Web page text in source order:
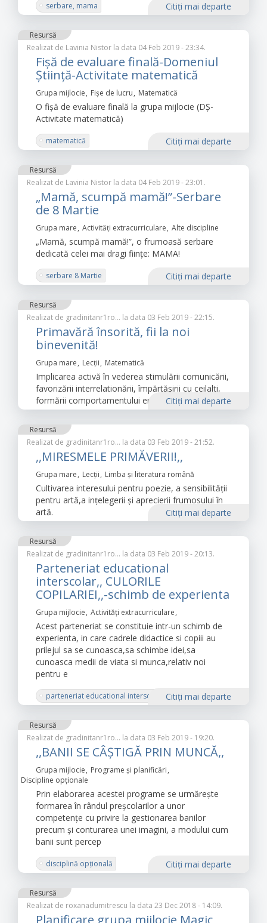
serbare, mama Citiţi mai departe
Resursă
Realizat de Lavinia Nistor la data 04 Feb 2019 - 23:34.
Fișă de evaluare finală-Domeniul
Știință-Activitate matematică
Grupa mijlocie Fișe de lucru Matematică
O fișă de evaluare finală la grupa mijlocie (DȘ-
Activitate matematică)
matematică Citiţi mai departe
Resursă
Realizat de Lavinia Nistor la data 04 Feb 2019 - 23:01.
„Mamă, scumpă mamă!”-Serbare
de 8 Martie
Grupa mare Activități extracurriculare Alte discipline
„Mamă, scumpă mamă!”, o frumoasă serbare
dedicată celei mai dragi ființe: MAMA!
serbare 8 Martie Citiţi mai departe
Resursă
Realizat de gradinitanr1ro… la data 03 Feb 2019 - 22:15.
Primavără însorită, fii la noi
binevenită!
Grupa mare Lecții Matematică
Implicarea activă în vederea stimulării comunicării,
favorizării interrelationării, împărtășirii cu ceilalți,
formării comportamentului empatic la preșcolari.
Citiţi mai departe
Resursă
Realizat de gradinitanr1ro… la data 03 Feb 2019 - 21:52.
,,MIRESMELE PRIMĂVERII!,,
Grupa mare Lecții Limba şi literatura română
Cultivarea interesului pentru poezie, a sensibilității
pentru artă,a ințelegerii și aprecierii frumosului în
artă.
Citiţi mai departe
Resursă
Realizat de gradinitanr1ro… la data 03 Feb 2019 - 20:13.
Parteneriat educational
interscolar,, CULORILE
COPILARIEI,,-schimb de experienta
Grupa mijlocie Activități extracurriculare
Acest parteneriat se constituie intr-un schimb de
experienta, in care cadrele didactice si copiii au
prilejul sa se cunoasca,sa schimbe idei,sa
cunoasca medii de viata si munca,relativ noi
pentru e
parteneriat educational interscolar Citiţi mai departe
Resursă
Realizat de gradinitanr1ro… la data 03 Feb 2019 - 19:20.
,,BANII SE CÂȘTIGĂ PRIN MUNCĂ,,
Grupa mijlocie
Programe și planificări
Discipline opţionale
Prin elaborarea acestei programe se urmărește
formarea în rândul preșcolarilor a unor
competențe cu privire la gestionarea banilor
precum și conturarea unei imagini, a modului cum
banii sunt percep
disciplină opțională Citiţi mai departe
Resursă
Realizat de roxanadumitrescu la data 23 Dec 2018 - 14:09.
Planificare grupa mijlocie Magic